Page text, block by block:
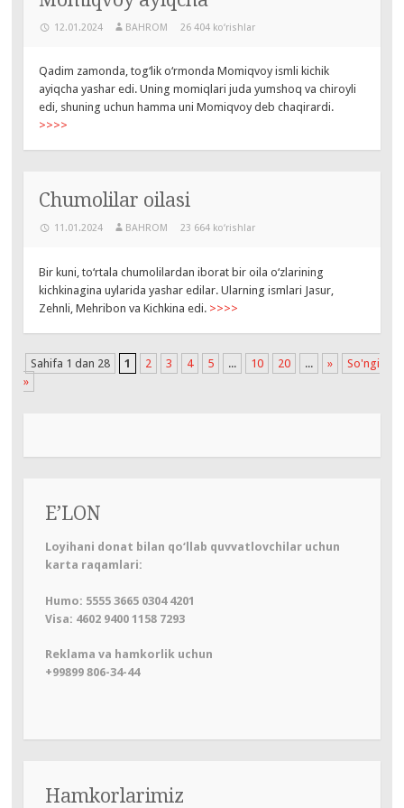
12.01.2024 BAHROM 26 404 ko‘rishlar
Qadim zamonda, tog‘lik o‘rmonda Momiqvoy ismli kichik
ayiqcha yashar edi. Uning momiqlari juda yumshoq va chiroyli
edi, shuning uchun hamma uni Momiqvoy deb chaqirardi.
>>>>
Chumolilar oilasi
11.01.2024 BAHROM 23 664 ko‘rishlar
Bir kuni, to‘rtala chumolilardan iborat bir oila o‘zlarining
kichkinagina uylarida yashar edilar. Ularning ismlari Jasur,
Zehnli, Mehribon va Kichkina edi. >>>>
Sahifa 1 dan 28 1 2 3 4 5 ... 10 20 ... »
So'ngi
»
E’LON
Loyihani donat bilan qo‘llab quvvatlovchilar uchun
karta raqamlari:
Humo: 5555 3665 0304 4201
Visa: 4602 9400 1158 7293
Reklama va hamkorlik uchun
+99899 806-34-44
Hamkorlarimiz